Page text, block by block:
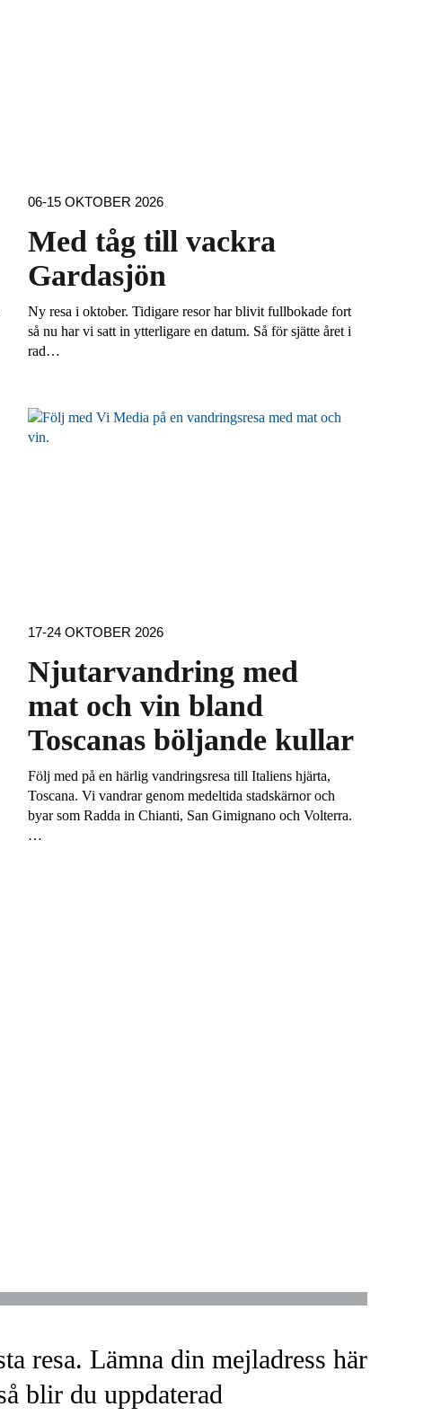
06-15 OKTOBER 2026
Med tåg till vackra
Gardasjön
Ny resa i oktober. Tidigare resor har blivit fullbokade fort
så nu har vi satt in ytterligare en datum. Så för sjätte året i
rad…
17-24 OKTOBER 2026
Njutarvandring med
mat och vin bland
Toscanas böljande kullar
Följ med på en härlig vandringsresa till Italiens hjärta,
Toscana. Vi vandrar genom medeltida stadskärnor och
byar som Radda in Chianti, San Gimignano och Volterra.
…
resa. Lämna din mejladress här
blir du uppdaterad